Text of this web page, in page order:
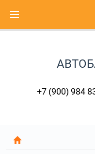
+7 (900) 984